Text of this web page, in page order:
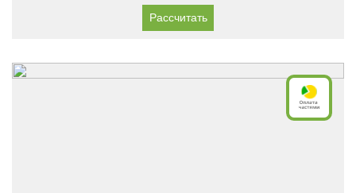
Рассчитать